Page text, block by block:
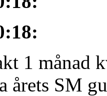
:
1 månad
årets SM